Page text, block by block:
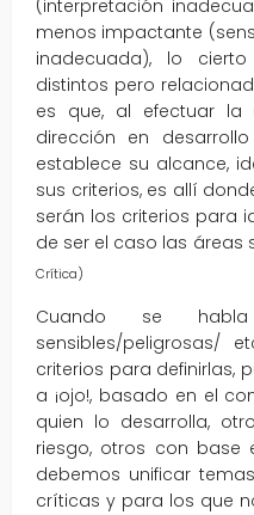
(interpretación
menos impactante
inadecuada), lo
distintos pero
es que, al efectuar la
dirección en
establece su alcance,
sus criterios, es allí
serán los criterios para
de ser el caso las áreas
Crítica)
Cuando se
sensibles/peligrosas/
criterios para definirlas,
a ¡ojo!, basado en el
quien lo desarrolla,
riesgo, otros con base
debemos unificar
críticas y para los que